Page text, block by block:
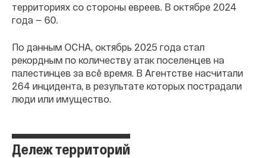
территориях со стороны евреев. В октябре 2024
года — 60.
По данным OCHA, октябрь 2025 года стал
рекордным по количеству атак поселенцев на
палестинцев за всё время. В Агентстве насчитали
264 инцидента, в результате которых пострадали
люди или имущество.
Дележ территорий